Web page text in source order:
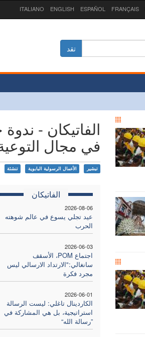
ITALIANO ENGLISH ESPAÑOL FRANÇAIS
تقد
الفاتيكان -
في مجال
تبشير الأعمال الرسولية البابوية تنشئة
الفاتيكان
2026-08-06
عيد تجلي يسوع في عالم شوهته
الحرب
2026-06-03
اجتماع POM، الأسقف
سانغالي:"الارتداد الارسالي ليس
مجرد فكرة
2026-06-01
الكاردينال تاغلي: ليست الرسالة
استراتيجية، بل هي المشاركة في
”رسالة الله“